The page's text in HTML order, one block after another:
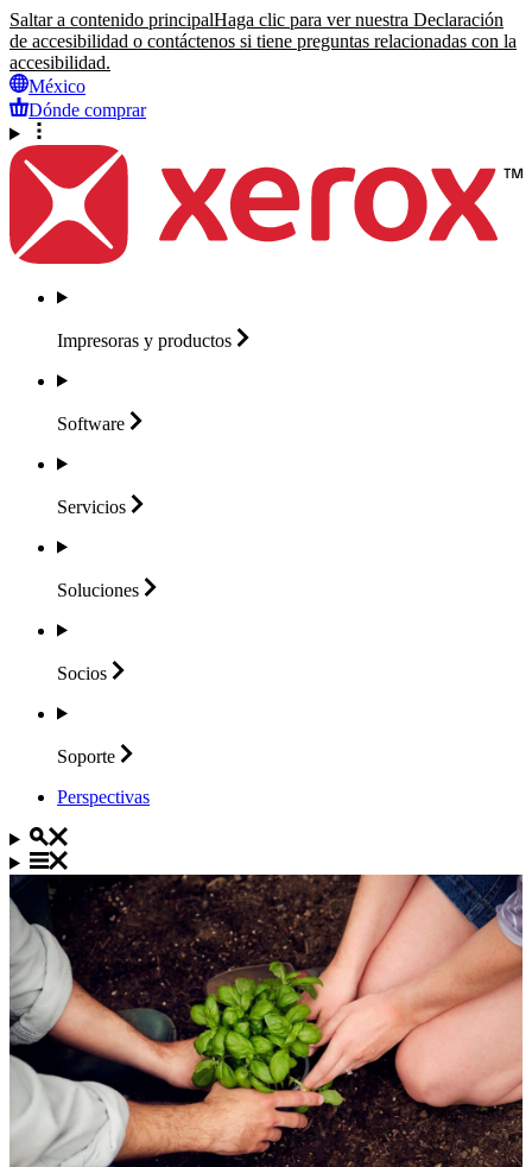
Saltar a contenido principalHaga clic para ver nuestra Declaración
de accesibilidad o contáctenos si tiene preguntas relacionadas con la
accesibilidad.
México
Dónde comprar
Impresoras y productos
Software
Servicios
Soluciones
Socios
Soporte
Perspectivas